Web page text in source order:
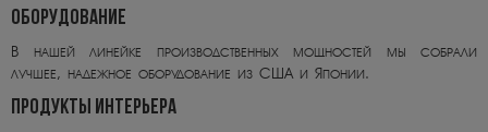
ОБОРУДОВАНИЕ
В нашей линейке производственных мощностей мы собрали
лучшее, надежное оборудование из США и Японии.
ПРОДУКТЫ ИНТЕРЬЕРА